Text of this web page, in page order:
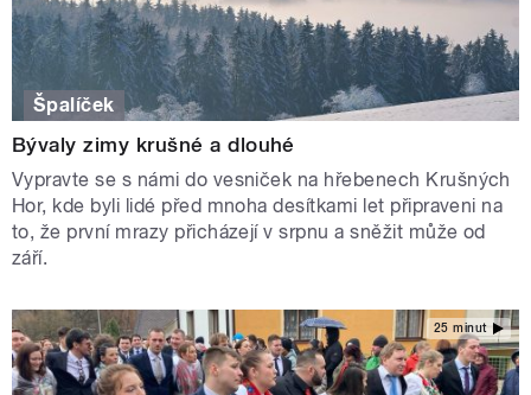
Špalíček
Bývaly zimy krušné a dlouhé
Vypravte se s námi do vesniček na hřebenech Krušných
Hor, kde byli lidé před mnoha desítkami let připraveni na
to, že první mrazy přicházejí v srpnu a sněžit může od
září.
25 minut